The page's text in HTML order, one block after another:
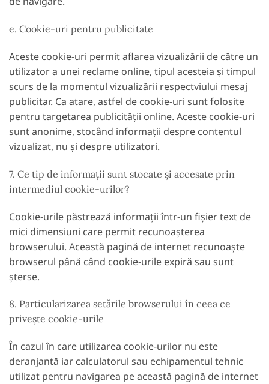
e. Cookie-uri pentru publicitate
Aceste cookie-uri permit aflarea vizualizării de către un
utilizator a unei reclame online, tipul acesteia și timpul
scurs de la momentul vizualizării respectviului mesaj
publicitar. Ca atare, astfel de cookie-uri sunt folosite
pentru targetarea publicității online. Aceste cookie-uri
sunt anonime, stocând informații despre contentul
vizualizat, nu și despre utilizatori.
7. Ce tip de informații sunt stocate și accesate prin
intermediul cookie-urilor?
Cookie-urile păstrează informații într-un fișier text de
mici dimensiuni care permit recunoașterea
browserului. Această pagină de internet recunoaște
browserul până când cookie-urile expiră sau sunt
șterse.
8. Particularizarea setările browserului în ceea ce
privește cookie-urile
În cazul în care utilizarea cookie-urilor nu este
deranjantă iar calculatorul sau echipamentul tehnic
utilizat pentru navigarea pe această pagină de internet